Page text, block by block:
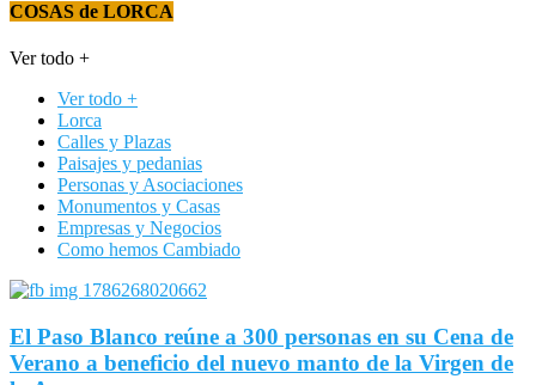
COSAS de LORCA
Ver todo +
Ver todo +
Lorca
Calles y Plazas
Paisajes y pedanias
Personas y Asociaciones
Monumentos y Casas
Empresas y Negocios
Como hemos Cambiado
El Paso Blanco reúne a 300 personas en su Cena de
Verano a beneficio del nuevo manto de la Virgen de